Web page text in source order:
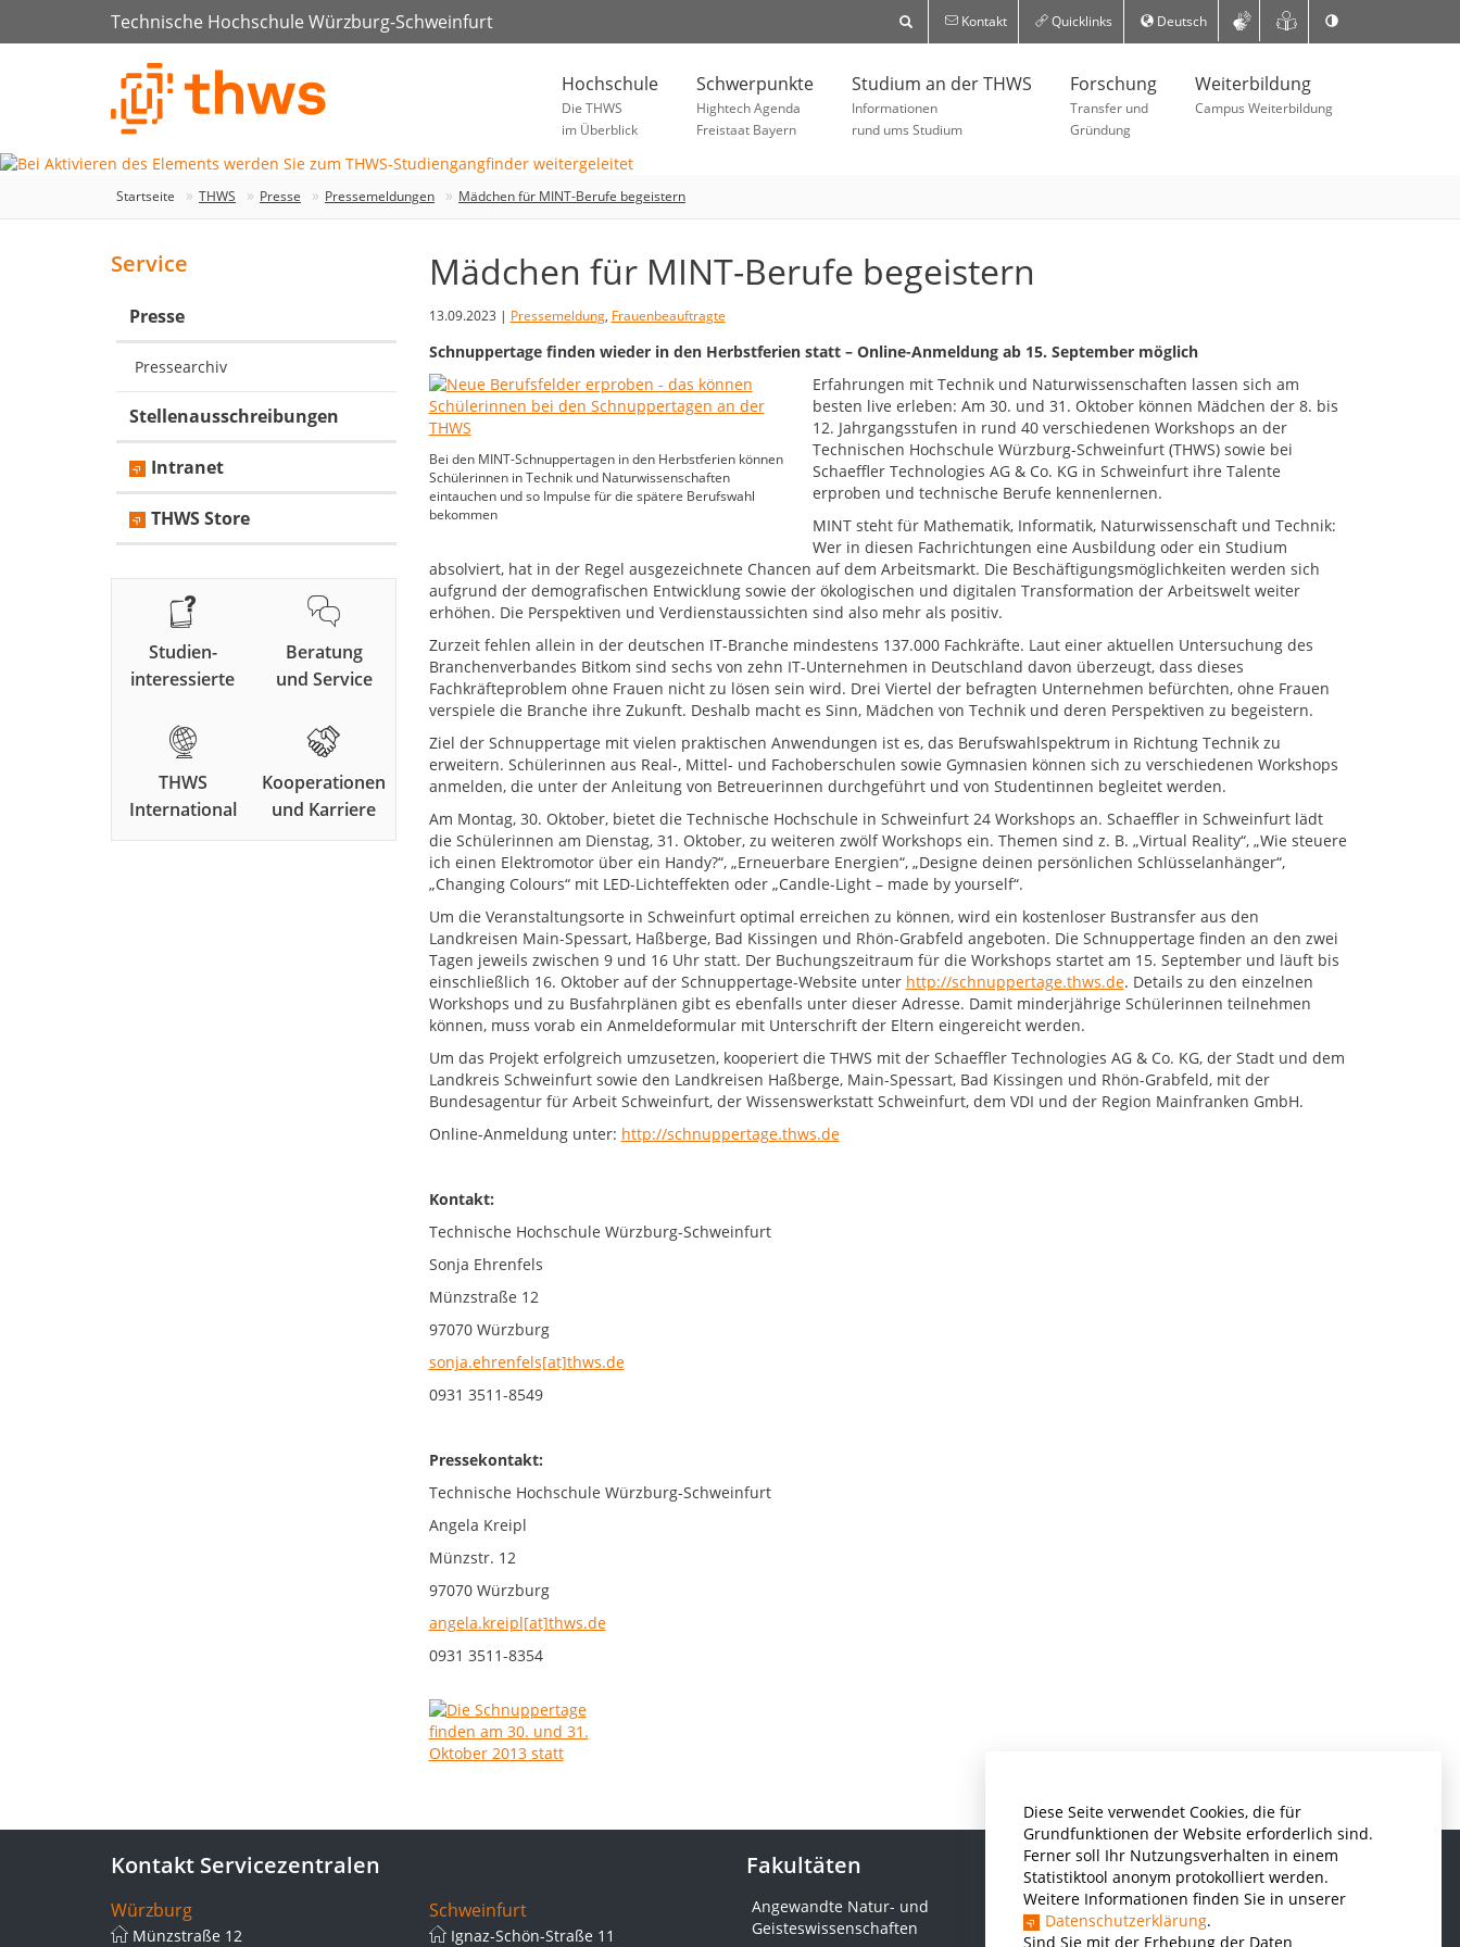
Diese Seite verwendet Cookies, die für
Grundfunktionen der Website erforderlich sind.
Ferner soll Ihr Nutzungsverhalten in einem
Statistiktool anonym protokolliert werden.
Weitere Informationen finden Sie in unserer
Datenschutzerklärung.
Sind Sie mit der Erhebung der Daten
Technische Hochschule Würzburg-Schweinfurt Kontakt Quicklinks Deutsch
Hochschule
Die THWS
im Überblick
Schwerpunkte
Hightech Agenda
Freistaat Bayern
Studium an der THWS
Informationen
rund ums Studium
Forschung
Transfer und
Gründung
Weiterbildung
Campus Weiterbildung
Startseite THWS Presse Pressemeldungen Mädchen für MINT-Berufe begeistern
Mädchen für MINT-Berufe begeistern
13.09.2023 | Pressemeldung, Frauenbeauftragte
Schnuppertage finden wieder in den Herbstferien statt – Online-Anmeldung ab 15. September möglich
Bei den MINT-Schnuppertagen in den Herbstferien können
Schülerinnen in Technik und Naturwissenschaften
eintauchen und so Impulse für die spätere Berufswahl
bekommen
Erfahrungen mit Technik und Naturwissenschaften lassen sich am
besten live erleben: Am 30. und 31. Oktober können Mädchen der 8. bis
12. Jahrgangsstufen in rund 40 verschiedenen Workshops an der
Technischen Hochschule Würzburg-Schweinfurt (THWS) sowie bei
Schaeffler Technologies AG & Co. KG in Schweinfurt ihre Talente
erproben und technische Berufe kennenlernen.
MINT steht für Mathematik, Informatik, Naturwissenschaft und Technik:
Wer in diesen Fachrichtungen eine Ausbildung oder ein Studium
absolviert, hat in der Regel ausgezeichnete Chancen auf dem Arbeitsmarkt. Die Beschäftigungsmöglichkeiten werden sich
aufgrund der demografischen Entwicklung sowie der ökologischen und digitalen Transformation der Arbeitswelt weiter
erhöhen. Die Perspektiven und Verdienstaussichten sind also mehr als positiv.
Zurzeit fehlen allein in der deutschen IT-Branche mindestens 137.000 Fachkräfte. Laut einer aktuellen Untersuchung des
Branchenverbandes Bitkom sind sechs von zehn IT-Unternehmen in Deutschland davon überzeugt, dass dieses
Fachkräfteproblem ohne Frauen nicht zu lösen sein wird. Drei Viertel der befragten Unternehmen befürchten, ohne Frauen
verspiele die Branche ihre Zukunft. Deshalb macht es Sinn, Mädchen von Technik und deren Perspektiven zu begeistern.
Ziel der Schnuppertage mit vielen praktischen Anwendungen ist es, das Berufswahlspektrum in Richtung Technik zu
erweitern. Schülerinnen aus Real-, Mittel- und Fachoberschulen sowie Gymnasien können sich zu verschiedenen Workshops
anmelden, die unter der Anleitung von Betreuerinnen durchgeführt und von Studentinnen begleitet werden.
Am Montag, 30. Oktober, bietet die Technische Hochschule in Schweinfurt 24 Workshops an. Schaeffler in Schweinfurt lädt
die Schülerinnen am Dienstag, 31. Oktober, zu weiteren zwölf Workshops ein. Themen sind z. B. „Virtual Reality“, „Wie steuere
ich einen Elektromotor über ein Handy?“, „Erneuerbare Energien“, „Designe deinen persönlichen Schlüsselanhänger“,
„Changing Colours“ mit LED-Lichteffekten oder „Candle-Light – made by yourself“.
Um die Veranstaltungsorte in Schweinfurt optimal erreichen zu können, wird ein kostenloser Bustransfer aus den
Landkreisen Main-Spessart, Haßberge, Bad Kissingen und Rhön-Grabfeld angeboten. Die Schnuppertage finden an den zwei
Tagen jeweils zwischen 9 und 16 Uhr statt. Der Buchungszeitraum für die Workshops startet am 15. September und läuft bis
einschließlich 16. Oktober auf der Schnuppertage-Website unter http://schnuppertage.thws.de. Details zu den einzelnen
Workshops und zu Busfahrplänen gibt es ebenfalls unter dieser Adresse. Damit minderjährige Schülerinnen teilnehmen
können, muss vorab ein Anmeldeformular mit Unterschrift der Eltern eingereicht werden.
Um das Projekt erfolgreich umzusetzen, kooperiert die THWS mit der Schaeffler Technologies AG & Co. KG, der Stadt und dem
Landkreis Schweinfurt sowie den Landkreisen Haßberge, Main-Spessart, Bad Kissingen und Rhön-Grabfeld, mit der
Bundesagentur für Arbeit Schweinfurt, der Wissenswerkstatt Schweinfurt, dem VDI und der Region Mainfranken GmbH.
Online-Anmeldung unter: http://schnuppertage.thws.de
Kontakt:
Technische Hochschule Würzburg-Schweinfurt
Sonja Ehrenfels
Münzstraße 12
97070 Würzburg
sonja.ehrenfels[at]thws.de
0931 3511-8549
Pressekontakt:
Technische Hochschule Würzburg-Schweinfurt
Angela Kreipl
Münzstr. 12
97070 Würzburg
angela.kreipl[at]thws.de
0931 3511-8354
Service
Presse
Pressearchiv
Stellenausschreibungen
Intranet
THWS Store
Studien-
interessierte
Beratung
und Service
THWS
International
Kooperationen
und Karriere
Kontakt Servicezentralen
Würzburg
Münzstraße 12
Schweinfurt
Ignaz-Schön-Straße 11
Fakultäten
Angewandte Natur- und
Geisteswissenschaften
Informatik und Wirtschaftsinformatik
Kunststofftechnik und Vermessung